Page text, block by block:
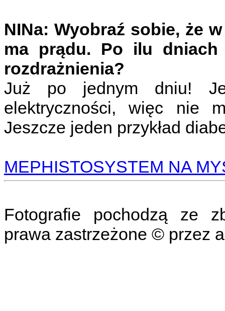
NINa: Wyobraź sobie, że
ma prądu. Po ilu dniach
rozdrażnienia?
Już po jednym dniu!
elektryczności, więc nie
Jeszcze jeden przykład
MEPHISTOSYSTEM NA
Fotografie pochodzą ze
prawa zastrzeżone © przez